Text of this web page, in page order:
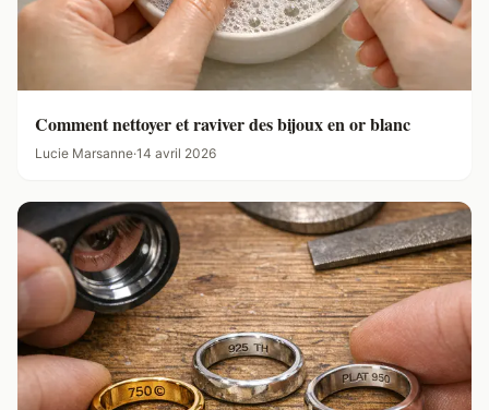
Comment nettoyer et raviver des bijoux en or blanc
Lucie Marsanne·14 avril 2026